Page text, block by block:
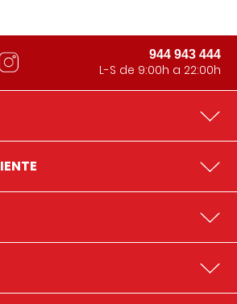
944 943 444
L-S de 9:00h a 22:00h